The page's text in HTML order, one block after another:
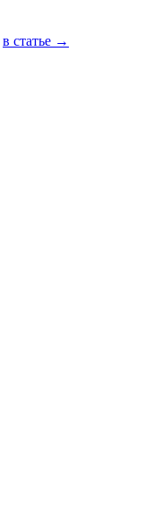
в статье →